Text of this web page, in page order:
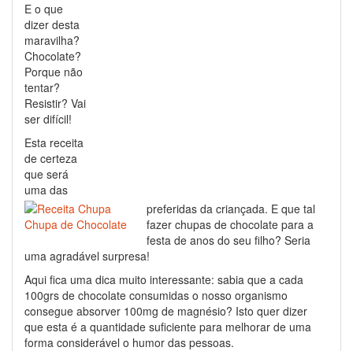
E o que
dizer desta
maravilha?
Chocolate?
Porque não
tentar?
Resistir? Vai
ser difícil!
Esta receita
de certeza
que será
uma das
preferidas da criançada. E que tal
fazer chupas de chocolate para a
festa de anos do seu filho? Seria
uma agradável surpresa!
Aqui fica uma dica muito interessante: sabia que a cada
100grs de chocolate consumidas o nosso organismo
consegue absorver 100mg de magnésio? Isto quer dizer
que esta é a quantidade suficiente para melhorar de uma
forma considerável o humor das pessoas.